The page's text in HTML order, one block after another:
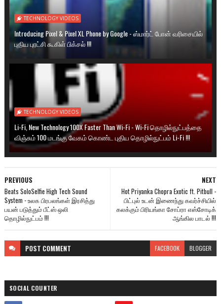
TECHNOLOGY VIDEOS
Introducing Pixel & Pixel XL Phone by Google - ஸ்மார்ட் போன் வரிசையில்
புதிய புரட்சி கூகிள் பிக்சல் !!!
TECHNOLOGY VIDEOS
Li-Fi, New Technology 100X Faster Than Wi-Fi - Wi-Fi தொழில்நுட்பத்தை
விஞ்சும் 100 மடங்கு வேகம் கொண்ட புதிய தொழில்நுட்பம் Li-Fi !!!
NEXT
Hot Priyanka Chopra Exotic ft. Pitbull -
பிட்புல் உடன் இணைந்து கவர்ச்சியில்
கலக்கும் பிரியங்கா சோப்ரா எஸ்சோடிக்
ஆங்கில பாடல் !!!
PREVIOUS
Beats SoloSelfie High Tech Sound
System - உலக பிரபலங்கள் இரசித்து
பயன் படுத்தும் பீட்ஸ் ஒலி
தொழில்நுட்பம் !!!
POST COMMENT FACEBOOK BLOGGER
SOCIAL COUNTER